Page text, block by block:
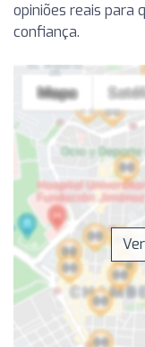
opiniões reais para
confiança.